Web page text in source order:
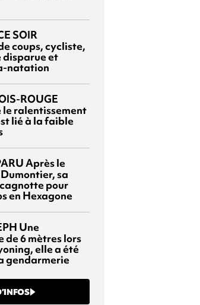
SOIR
coups, cycliste,
disparue et
natation
ROUGE
le ralentissement
lié à la faible
Après le
sa
pour
en Hexagone
Une
de 6 mètres lors
elle a été
gendarmerie